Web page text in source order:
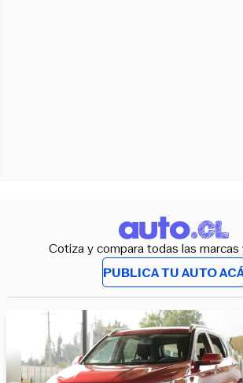
Cotiza y compara todas las
PUBLICA TU AUTO